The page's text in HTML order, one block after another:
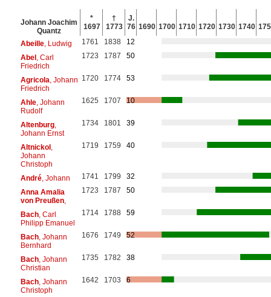
Johann Joachim
Quantz
*
1697
†
1773
J.
76 1690 1700 1710 1720 1730 1740
Abeille, Ludwig 1761 1838
12
Abel, Carl
Friedrich
1723 1787 50
Agricola , Johann
Friedrich
1720 1774 53
Ahle, Johann
Rudolf
1625 1707 10
Altenburg,
Johann Ernst
1734 1801 39
Altnickol,
Johann
Christoph
1719 1759 40
André, Johann 1741 1799
32
Anna Amalia
von Preußen,
1723 1787 50
Bach, Carl
Philipp Emanuel
1714 1788 59
Bach, Johann
Bernhard
1676 1749 52
Bach, Johann
Christian
1735 1782 38
Bach, Johann
Christoph
1642 1703 6